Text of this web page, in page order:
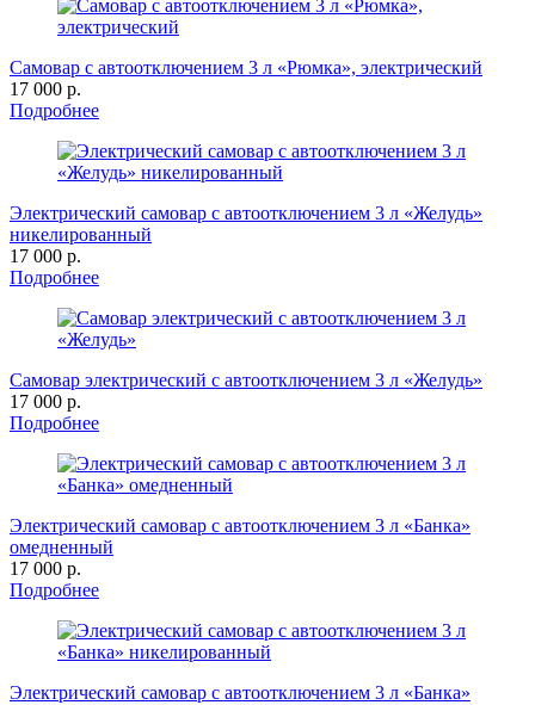
Самовар с автоотключением 3 л «Рюмка», электрический
17 000 р.
Подробнее
Электрический самовар с автоотключением 3 л «Желудь»
никелированный
17 000 р.
Подробнее
Самовар электрический с автоотключением 3 л «Желудь»
17 000 р.
Подробнее
Электрический самовар с автоотключением 3 л «Банка»
омедненный
17 000 р.
Подробнее
Электрический самовар с автоотключением 3 л «Банка»